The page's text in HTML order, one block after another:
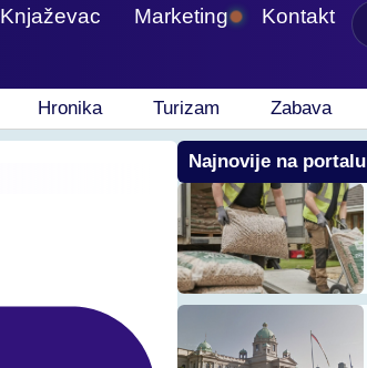
Knjaževac Marketing Kontakt
Hronika Turizam Zabava
Najnovije na portalu